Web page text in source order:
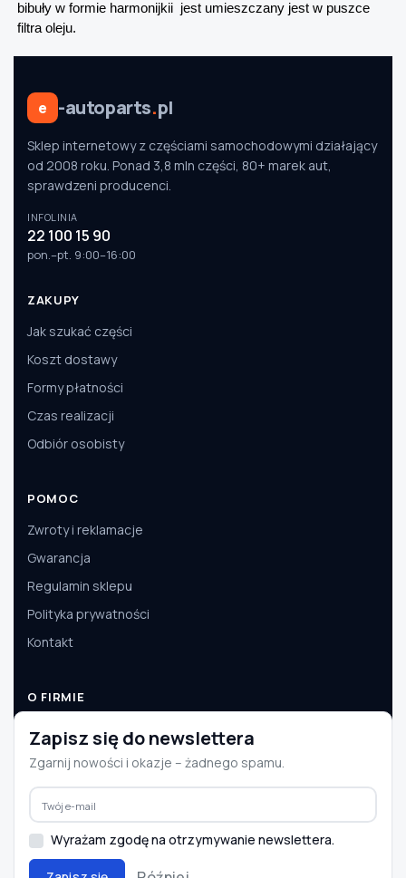
bibuły w formie harmonijkii jest umieszczany jest w puszce
filtra oleju.
e -autoparts.pl
Sklep internetowy z częściami samochodowymi działający
od 2008 roku. Ponad 3,8 mln części, 80+ marek aut,
sprawdzeni producenci.
INFOLINIA
22 100 15 90
pon.–pt. 9:00–16:00
ZAKUPY
Jak szukać części
Koszt dostawy
Formy płatności
Czas realizacji
Odbiór osobisty
POMOC
Zwroty i reklamacje
Gwarancja
Regulamin sklepu
Polityka prywatności
Kontakt
O FIRMIE
O nas
Dane firmy
Aktualności
Współpraca B2B
Zapisz się do newslettera
Zgarnij nowości i okazje – żadnego spamu.
Wyrażam zgodę na otrzymywanie newslettera.